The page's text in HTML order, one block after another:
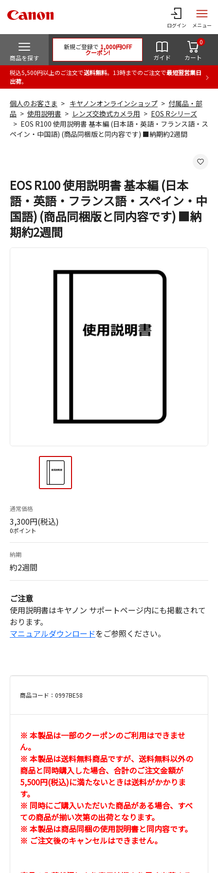
ログイン メニュー
商品を探す
新規ご登録で 1,000円OFF
クーポン!
ガイド カート
0
税込5,500円以上のご注文で送料無料。13時までのご注文で最短翌営業日
出荷。
個人のお客さま キヤノンオンラインショップ
付属品・部
品
使用説明書 レンズ交換式カメラ用
EOS Rシリーズ
EOS R100 使用説明書 基本編 (日本語・英語・フランス語・ス
ペイン・中国語) (商品同梱版と同内容です) ■納期約2週間
EOS R100 使用説明書 基本編 (日本
語・英語・フランス語・スペイン・中
国語) (商品同梱版と同内容です) ■納
期約2週間
通常価格
3,300円(税込)
0ポイント
納期
約2週間
ご注意
使用説明書はキヤノン サポートページ内にも掲載されて
おります。
マニュアルダウンロードをご参照ください。
商品コード：0997BE58
※ 本製品は一部のクーポンのご利用はできませ
ん。
※ 本製品は送料無料商品ですが、送料無料以外の
商品と同時購入した場合、合計のご注文金額が
5,500円(税込)に満たないときは送料がかかりま
す。
※ 同時にご購入いただいた商品がある場合、すべ
ての商品が揃い次第の出荷となります。
※ 本製品は商品同梱の使用説明書と同内容です。
※ ご注文後のキャンセルはできません。